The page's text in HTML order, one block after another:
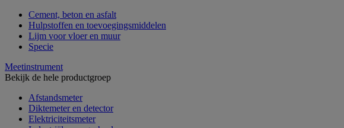
Cement, beton en asfalt
Hulpstoffen en toevoegingsmiddelen
Lijm voor vloer en muur
Specie
Meetinstrument
Bekijk de hele productgroep
Afstandsmeter
Diktemeter en detector
Elektriciteitsmeter